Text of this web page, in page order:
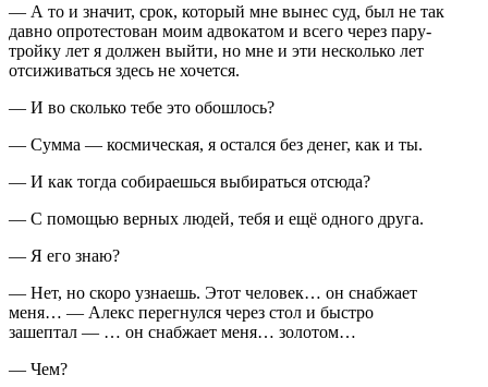
— А то и значит, срок, который мне вынес суд, был не так
давно опротестован моим адвокатом и всего через пару-
тройку лет я должен выйти, но мне и эти несколько лет
отсиживаться здесь не хочется.
— И во сколько тебе это обошлось?
— Сумма — космическая, я остался без денег, как и ты.
— И как тогда собираешься выбираться отсюда?
— С помощью верных людей, тебя и ещё одного друга.
— Я его знаю?
— Нет, но скоро узнаешь. Этот человек… он снабжает
меня… — Алекс перегнулся через стол и быстро
зашептал — … он снабжает меня… золотом…
— Чем?